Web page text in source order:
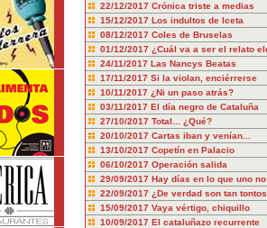
22/12/2017 Crónica triste a medias
15/12/2017 Los indultos de Iceta
08/12/2017 Coles de Bruselas
01/12/2017 ¿Cuál va a ser el relato
24/11/2017 Las Nancys Beatas
17/11/2017 Si la violan, enciérrerse
10/11/2017 ¿Ni un paso atrás?
03/11/2017 El día negro de Cataluña
27/10/2017 Total... ¿Qué?
20/10/2017 Cartas iban y venían...
13/10/2017 Copetín en Palacio
06/10/2017 Operación salida
29/09/2017 Hay días en lo que uno
22/09/2017 ¿De verdad son tan
15/09/2017 Vaya vértigo, chiquillo
10/09/2017 El cataluñazo recurrente